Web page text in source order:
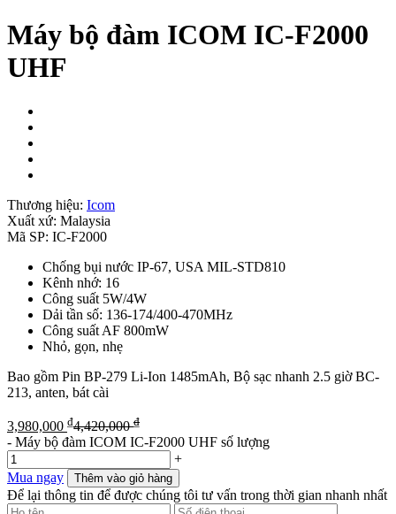
Máy bộ đàm ICOM IC-F2000
UHF
Thương hiệu: Icom
Xuất xứ: Malaysia
Mã SP: IC-F2000
Chống bụi nước IP-67, USA MIL-STD810
Kênh nhớ: 16
Công suất 5W/4W
Dải tần số: 136-174/400-470MHz
Công suất AF 800mW
Nhỏ, gọn, nhẹ
Bao gồm Pin BP-279 Li-Ion 1485mAh, Bộ sạc nhanh 2.5 giờ BC-
213, anten, bát cài
3,980,000 ₫4,420,000₫
- Máy bộ đàm ICOM IC-F2000 UHF số lượng
+
Mua ngay
Thêm vào giỏ hàng
Để lại thông tin để được chúng tôi tư vấn trong thời gian nhanh nhất